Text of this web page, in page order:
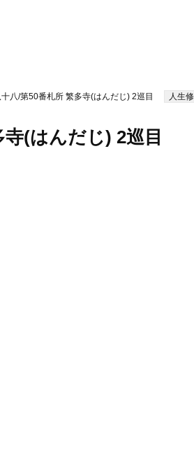
八/第50番札所 繁多寺(はんだじ) 2巡目 人生
(はんだじ) 2巡目